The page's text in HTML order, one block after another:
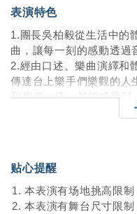
表演特色
1.團長吳柏毅從生活中的
曲，讓每一刻的感動透過
2.經由口述、樂曲演繹和
傳達台上樂手們樂觀的人
和我們一樣，都能感受到
3.互動式的音樂會，讓聽
我們無法以眼神與您交會
樂相會
『我們的"視界"沒有黑白
贴心提醒
本表演有场地挑高限
本表演有舞台尺寸限